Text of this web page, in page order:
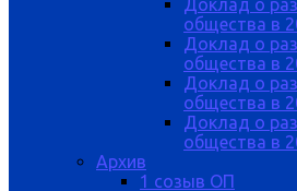
Доклад о
общества в
Доклад о
общества в
Доклад о
общества в
Доклад о
общества в
Архив
1 созыв ОП